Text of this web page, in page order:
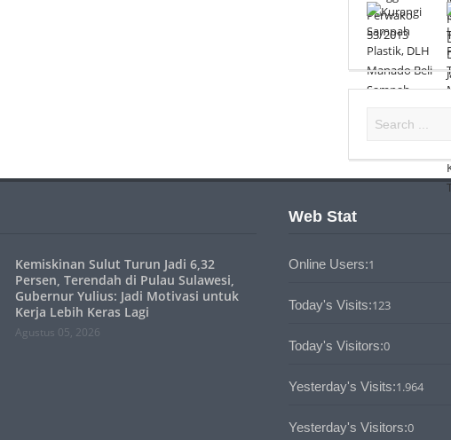
Kemiskinan Sulut Turun Jadi 6,32
Persen, Terendah di Pulau Sulawesi,
Gubernur Yulius: Jadi Motivasi untuk
Kerja Lebih Keras Lagi
Agustus 05, 2026
Web Stat
Online Users:1
Today's Visits:123
Today's Visitors:0
Yesterday's Visits:1.964
Yesterday's Visitors:0